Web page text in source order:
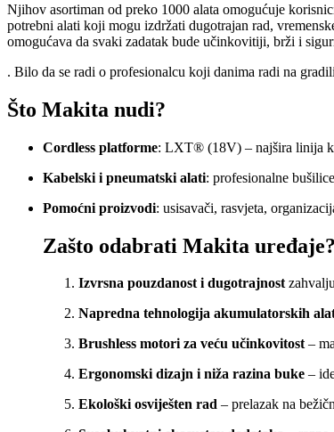
Njihov asortiman od preko 1000 alata omogućuje
potrebni alati koji mogu izdržati dugotrajan rad,
omogućava da svaki zadatak bude učinkovitiji, brži i
. Bilo da se radi o profesionalcu koji danima radi na
Što Makita nudi?
Cordless platforme: LXT® (18V) – najšira linija
Kabelski i pneumatski alati: profesionalne
Pomoćni proizvodi: usisavači, rasvjeta,
Zašto odabrati Makita uređaje?
Izvrsna pouzdanost i dugotrajnost
Napredna tehnologija akumulatorskih
Brushless motori za veću učinkovitost–
Ergonomski dizajn i niža razina buke –
Ekološki osviješten rad – prelazak na